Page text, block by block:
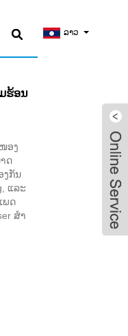
ລາວ
ຮ້ອນ
ອງ
ດ
ງກັນ
ແລະ
ພດ
ສໍາ